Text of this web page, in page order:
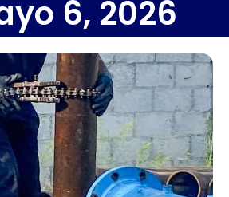
6, 2026